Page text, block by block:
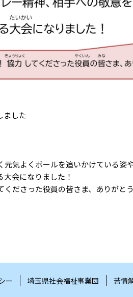
ました
気よくボールを追いかけている姿
会になりました！
ださった役員の皆さま、ありがと
ー 埼玉県社会福祉事業団 苦情